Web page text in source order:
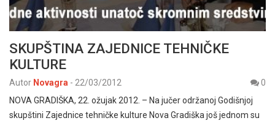
SKUPŠTINA ZAJEDNICE TEHNIČKE
KULTURE
Autor Novagra - 22/03/2012
0
NOVA GRADIŠKA, 22. ožujak 2012. – Na jučer održanoj Godišnjoj
skupštini Zajednice tehničke kulture Nova Gradiška još jednom su